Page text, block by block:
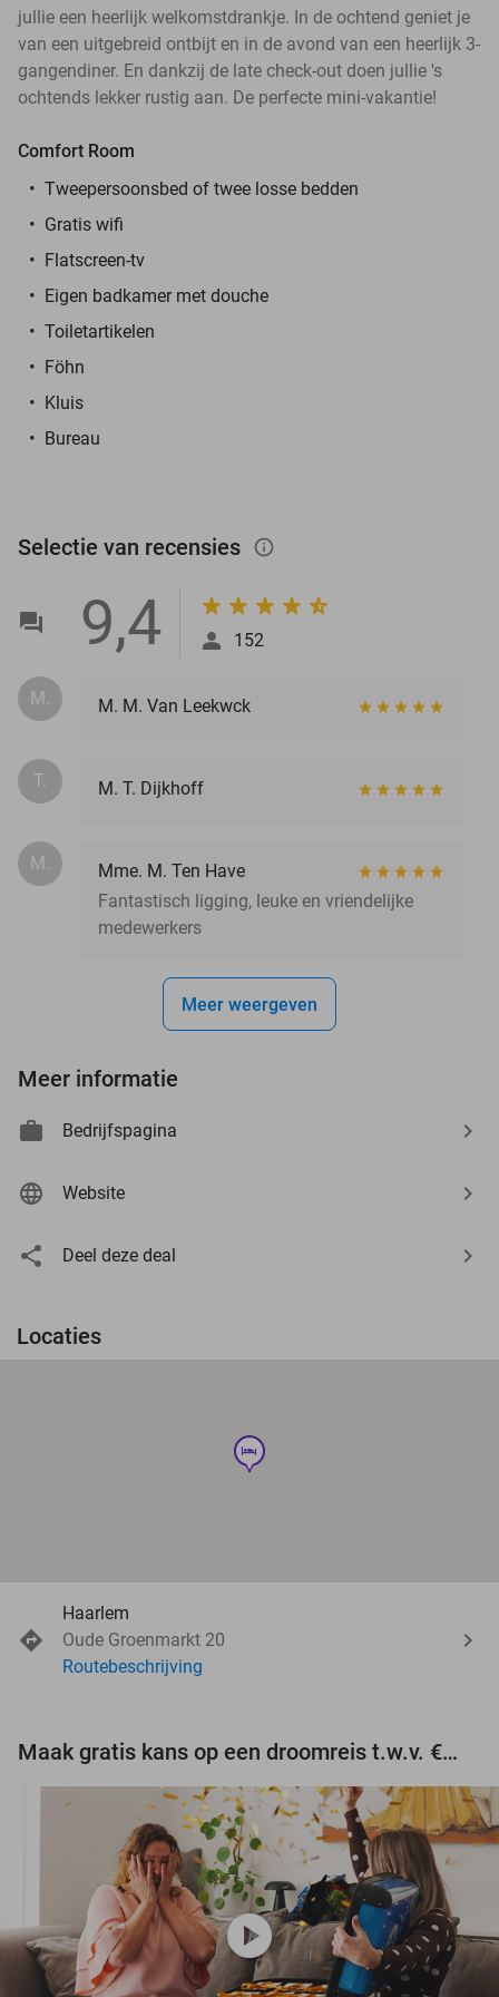
jullie een heerlijk welkomstdrankje. In de ochtend geniet je
van een uitgebreid ontbijt en in de avond van een heerlijk 3-
gangendiner. En dankzij de late check-out doen jullie 's
ochtends lekker rustig aan. De perfecte mini-vakantie!
Comfort Room
Tweepersoonsbed of twee losse bedden
Gratis wifi
Flatscreen-tv
Eigen badkamer met douche
Toiletartikelen
Föhn
Kluis
Bureau
Selectie van recensies info_outlined
9,4 152
M. M. M. Van Leekwck
T. M. T. Dijkhoff
M.
Mme. M. Ten Have
Fantastisch ligging, leuke en vriendelijke
medewerkers
Meer weergeven
Meer informatie
Bedrijfspagina
Website
Deel deze deal
Locaties
hotel
Haarlem
Oude Groenmarkt 20
Routebeschrijving
Maak gratis kans op een droomreis t.w.v. €3.000!
play_circle